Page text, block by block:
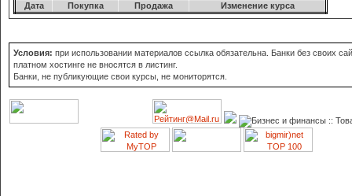
Дата Покупка Продажа Изменение курса
Условия: при использовании материалов ссылка обязательна. Банки без своих
платном хостинге не вносятся в листинг.
Банки, не публикующие свои курсы, не мониторятся.